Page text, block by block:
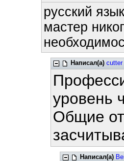
русский
мастер
Написал(а) cutter
уровень
Общие
Написал(а)